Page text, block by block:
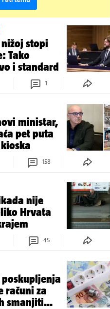
stopi
Tako
i standard
1
ministar,
pet puta
158
nije
Hrvata
45
računi za
smanjiti...